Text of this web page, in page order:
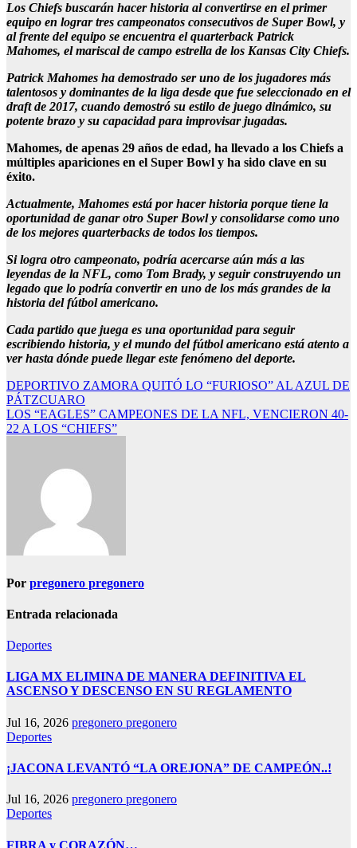
Los Chiefs buscarán hacer historia al convertirse en el primer
equipo en lograr tres campeonatos consecutivos de Super Bowl, y
al frente del equipo se encuentra el quarterback Patrick
Mahomes, el mariscal de campo estrella de los Kansas City Chiefs.
Patrick Mahomes ha demostrado ser uno de los jugadores más
talentosos y dominantes de la liga desde que fue seleccionado en el
draft de 2017, cuando demostró su estilo de juego dinámico, su
potente brazo y su capacidad para improvisar jugadas.
Mahomes, de apenas 29 años de edad, ha llevado a los Chiefs a
múltiples apariciones en el Super Bowl y ha sido clave en su
éxito.
Actualmente, Mahomes está por hacer historia porque tiene la
oportunidad de ganar otro Super Bowl y consolidarse como uno
de los mejores quarterbacks de todos los tiempos.
Si logra otro campeonato, podría acercarse aún más a las
leyendas de la NFL, como Tom Brady, y seguir construyendo un
legado que lo podría convertir en uno de los más grandes de la
historia del fútbol americano.
Cada partido que juega es una oportunidad para seguir
escribiendo historia, y el mundo del fútbol americano está atento a
ver hasta dónde puede llegar este fenómeno del deporte.
Navegación
de
entradas
DEPORTIVO ZAMORA QUITÓ LO “FURIOSO” AL AZUL DE
PÁTZCUARO
LOS “EAGLES” CAMPEONES DE LA NFL, VENCIERON 40-
22 A LOS “CHIEFS”
Por pregonero pregonero
Entrada relacionada
Deportes
LIGA MX ELIMINA DE MANERA DEFINITIVA EL
ASCENSO Y DESCENSO EN SU REGLAMENTO
Jul 16, 2026 pregonero pregonero
Deportes
¡JACONA LEVANTÓ “LA OREJONA” DE CAMPEÓN..!
Jul 16, 2026 pregonero pregonero
Deportes
FIBRA y CORAZÓN…